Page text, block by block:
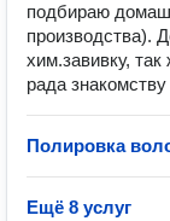
подбираю
производства).
хим.завивку,
рада
Полировка
Ещё 8 услуг